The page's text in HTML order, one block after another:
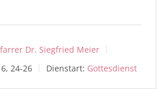
Dr. Siegfried Meier
24-26 Dienstart: Gottesdienst